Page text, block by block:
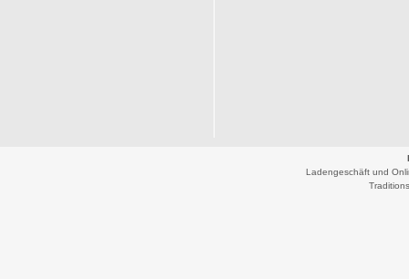
Ladengeschäft und